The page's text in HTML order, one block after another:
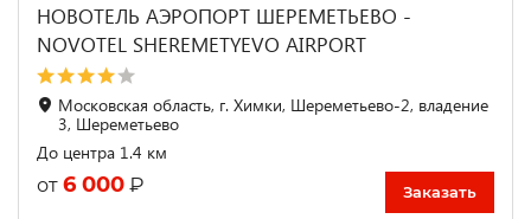
НОВОТЕЛЬ АЭРОПОРТ ШЕРЕМЕТЬЕВО -
NOVOTEL SHEREMETYEVO AIRPORT
Московская область, г. Химки, Шереметьево-2, владение
3, Шереметьево
До центра 1.4 км
от 6 000 ₽ Заказать